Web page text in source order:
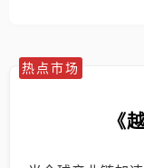
热点市场
《